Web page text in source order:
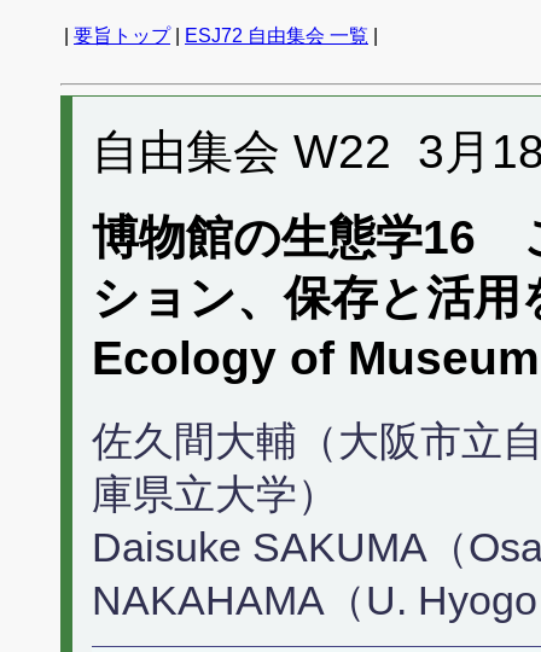
要旨トップ| ESJ72 自由集会 一覧
自由集会 W22 3月
博物館の生態学16
ション、保存と活
Ecology of
佐久間大輔（大阪市立
庫県立大学）
Daisuke SAKUMA（
NAKAHAMA（U.